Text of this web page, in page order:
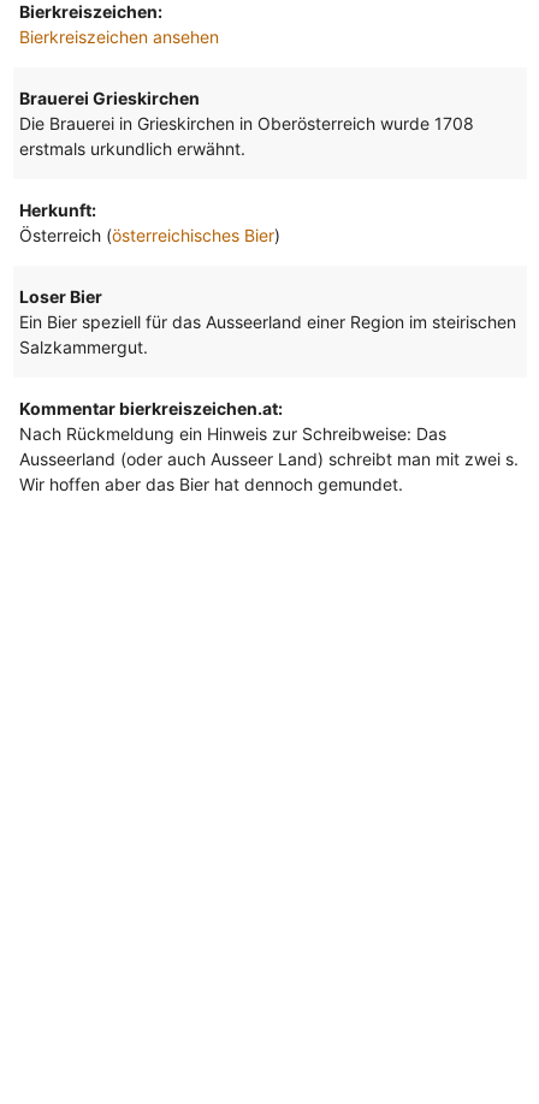
Bierkreiszeichen:
Bierkreiszeichen ansehen
Brauerei Grieskirchen
Die Brauerei in Grieskirchen in Oberösterreich wurde 1708
erstmals urkundlich erwähnt.
Herkunft:
Österreich (österreichisches Bier)
Loser Bier
Ein Bier speziell für das Ausseerland einer Region im steirischen
Salzkammergut.
Kommentar bierkreiszeichen.at:
Nach Rückmeldung ein Hinweis zur Schreibweise: Das
Ausseerland (oder auch Ausseer Land) schreibt man mit zwei s.
Wir hoffen aber das Bier hat dennoch gemundet.